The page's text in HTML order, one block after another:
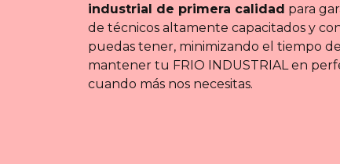
industrial de primera calidad para
de técnicos altamente capacitados y
puedas tener, minimizando el tiempo
mantener tu FRIO INDUSTRIAL en
cuando más nos necesitas.